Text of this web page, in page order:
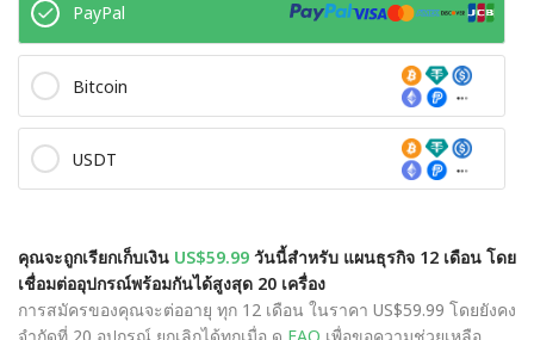
PayPal
Bitcoin
USDT
คุณจะถูกเรียกเก็บเงิน US$59.99 วันนี้สำหรับ แผนธุรกิจ 12 เดือน โดย
เชื่อมต่ออุปกรณ์พร้อมกันได้สูงสุด 20 เครื่อง
การสมัครของคุณจะต่ออายุ ทุก 12 เดือน ในราคา US$59.99 โดยยังคง